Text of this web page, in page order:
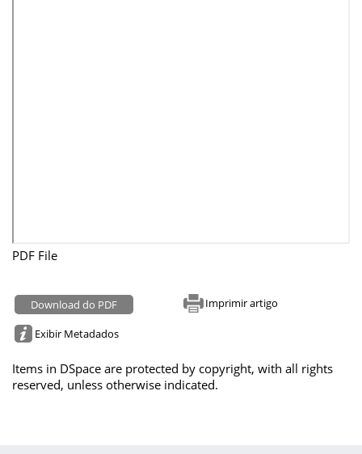
PDF File
Download do PDF Imprimir artigo
Exibir Metadados
Items in DSpace are protected by copyright, with all rights
reserved, unless otherwise indicated.